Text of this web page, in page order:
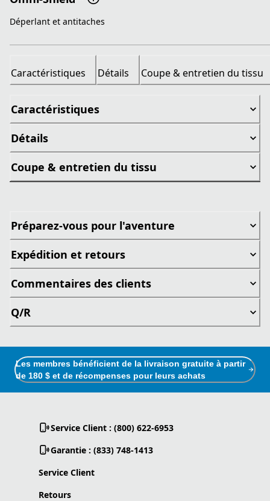
Déperlant et antitaches
Caractéristiques Détails Coupe & entretien du tissu
Caractéristiques
Détails
Coupe & entretien du tissu
Préparez-vous pour l'aventure
Expédition et retours
Commentaires des clients
Q/R
Les membres bénéficient de la livraison gratuite à partir
de 180 $ et de récompenses pour leurs achats
Service Client : (800) 622-6953
Garantie : (833) 748-1413
Service Client
Retours